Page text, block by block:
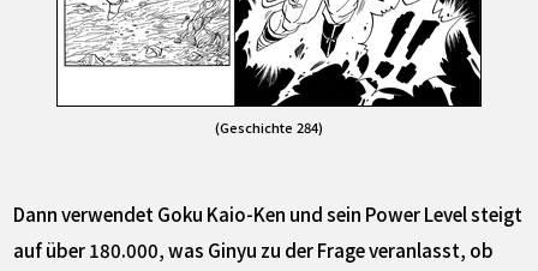
(Geschichte 284)
Dann verwendet Goku Kaio-Ken und sein Power Level steigt
auf über 180.000, was Ginyu zu der Frage veranlasst, ob